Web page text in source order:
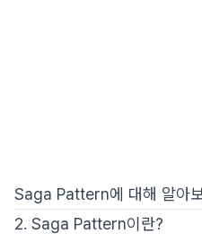
Saga Pattern에 대해 알아
2. Saga Pattern이란?